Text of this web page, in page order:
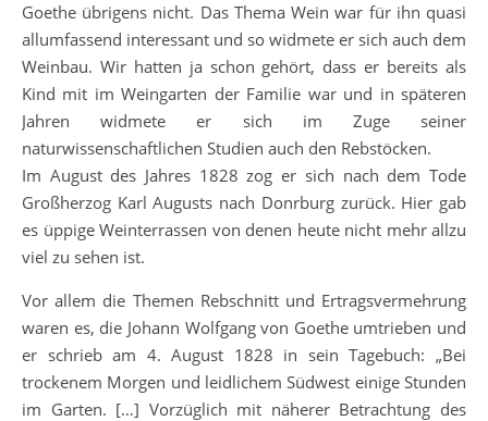
Goethe übrigens nicht. Das Thema Wein war für ihn quasi
allumfassend interessant und so widmete er sich auch dem
Weinbau. Wir hatten ja schon gehört, dass er bereits als
Kind mit im Weingarten der Familie war und in späteren
Jahren widmete er sich im Zuge seiner
naturwissenschaftlichen Studien auch den Rebstöcken.
Im August des Jahres 1828 zog er sich nach dem Tode
Großherzog Karl Augusts nach Donrburg zurück. Hier gab
es üppige Weinterrassen von denen heute nicht mehr allzu
viel zu sehen ist.
Vor allem die Themen Rebschnitt und Ertragsvermehrung
waren es, die Johann Wolfgang von Goethe umtrieben und
er schrieb am 4. August 1828 in sein Tagebuch: „Bei
trockenem Morgen und leidlichem Südwest einige Stunden
im Garten. […] Vorzüglich mit näherer Betrachtung des